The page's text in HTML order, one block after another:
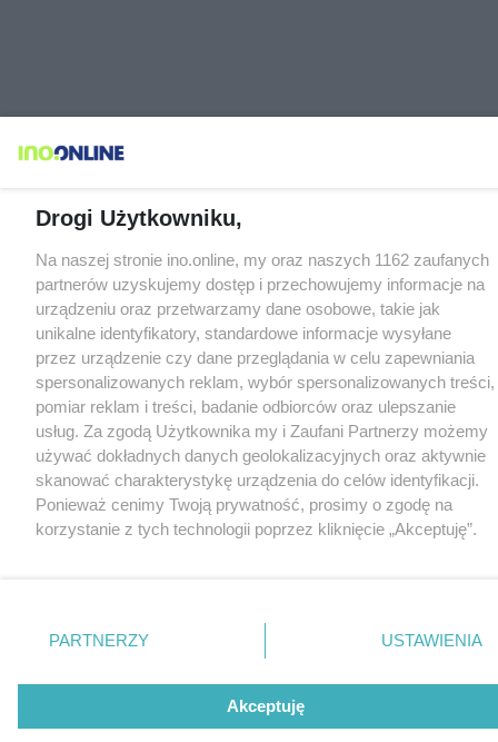
Drogi Użytkowniku,
Na naszej stronie ino.online, my oraz naszych 1162 zaufanych
partnerów uzyskujemy dostęp i przechowujemy informacje na
urządzeniu oraz przetwarzamy dane osobowe, takie jak
unikalne identyfikatory, standardowe informacje wysyłane
przez urządzenie czy dane przeglądania w celu zapewniania
spersonalizowanych reklam, wybór spersonalizowanych treści,
pomiar reklam i treści, badanie odbiorców oraz ulepszanie
usług. Za zgodą Użytkownika my i Zaufani Partnerzy możemy
używać dokładnych danych geolokalizacyjnych oraz aktywnie
skanować charakterystykę urządzenia do celów identyfikacji.
Ponieważ cenimy Twoją prywatność, prosimy o zgodę na
korzystanie z tych technologii poprzez kliknięcie „Akceptuję”.
nie wymagają zgody użytkownika, ale masz prawo sprzeciwić
się takiemu przetwarzaniu. Preferencje będą miały
Zapoznaj się z poniższymi informacjami, abyś mógł świadomie
PARTNERZY USTAWIENIA
Akceptuję